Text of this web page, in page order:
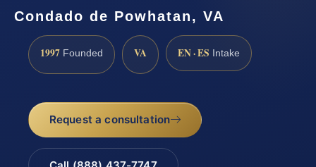
Condado de Powhatan, VA
1997 Founded VA EN · ES Intake
Request a consultation